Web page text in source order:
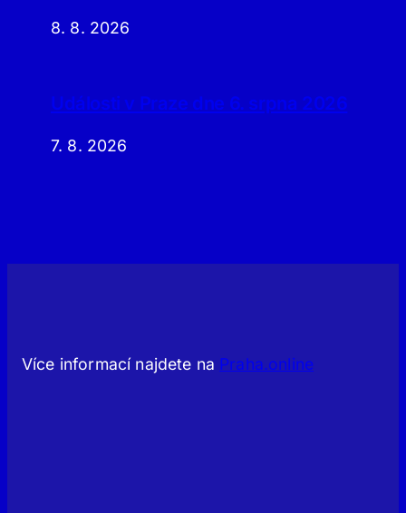
8. 8. 2026
Události v Praze dne 6. srpna 2026
7. 8. 2026
Více informací najdete na Praha.online